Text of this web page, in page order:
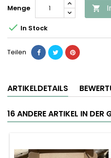
Menge 
 In Stock
Teilen
ARTIKELDETAILS
16 ANDERE ARTIKEL IN DER